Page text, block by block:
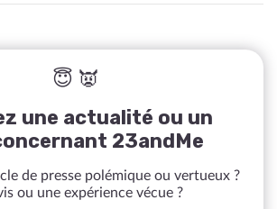
😇 👿
une actualité ou un
23andMe
de presse polémique ou vertueux ?
ou une expérience vécue ?